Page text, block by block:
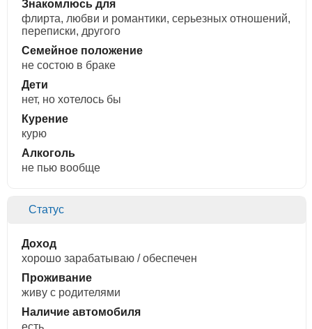
Знакомлюсь для
флирта, любви и романтики, cерьезных отношений,
переписки, другого
Семейное положение
не состою в браке
Дети
нет, но хотелось бы
Курение
курю
Алкоголь
не пью вообще
Статус
Доход
хорошо зарабатываю / обеспечен
Проживание
живу с родителями
Наличие автомобиля